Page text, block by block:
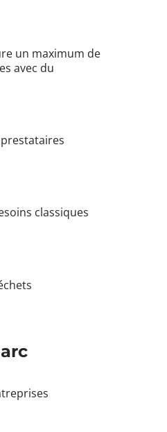
un maximum de
avec du
classiques